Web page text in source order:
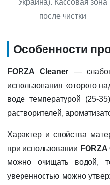
Украина). Кассовая зона
после чистки
Особенности
FORZA Cleaner —
использования которого
воде температурой (25-
растворителей,
Характер и свойства
при использовании
можно очищать водой,
уверенностью можно